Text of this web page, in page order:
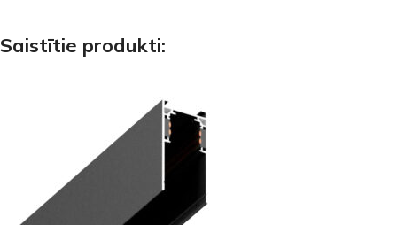
Saistītie produkti: